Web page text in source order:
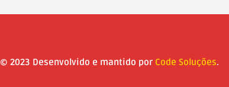
© 2023 Desenvolvido e mantido por Code Soluções.